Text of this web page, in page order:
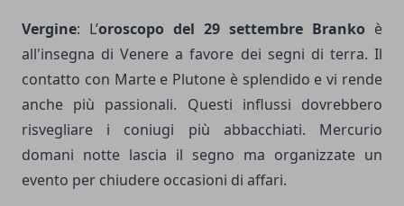
Vergine: L’oroscopo del 29 settembre Branko è
all'insegna di Venere a favore dei segni di terra. Il
contatto con Marte e Plutone è splendido e vi rende
anche più passionali. Questi influssi dovrebbero
risvegliare i coniugi più abbacchiati. Mercurio
domani notte lascia il segno ma organizzate un
evento per chiudere occasioni di affari.